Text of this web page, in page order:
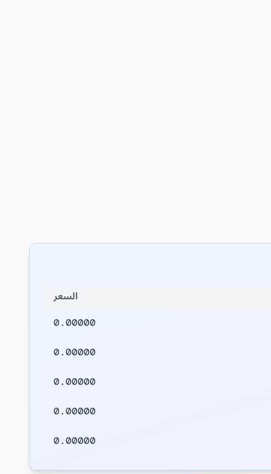
السعر
0.00000
0.00000
0.00000
0.00000
0.00000